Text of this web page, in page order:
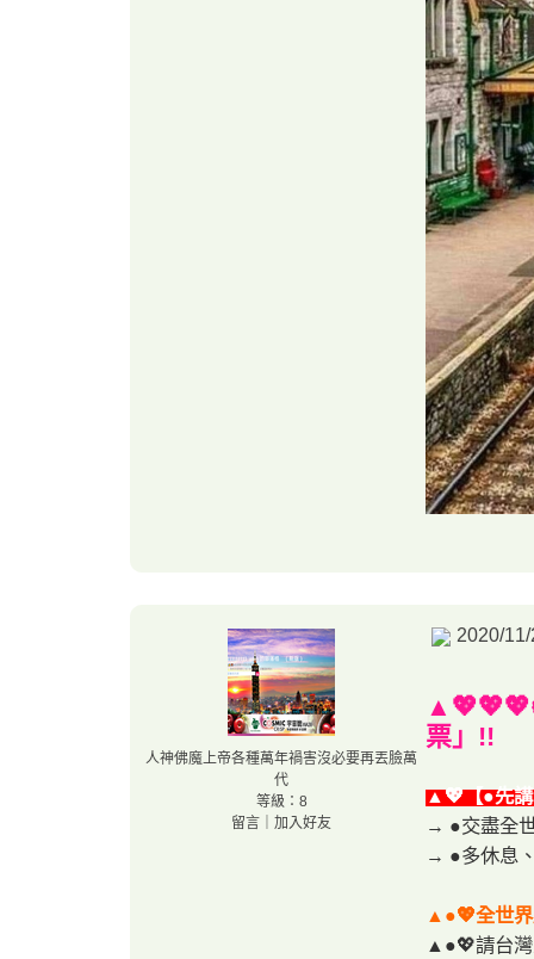
人神佛魔上帝各種萬年禍害沒必要再丟臉萬
代
等級：8
留言
加入好友
2020/
票」!!
▲💖【●先
→ ●交盡全
→ ●多休息
▲●💖全世
▲●💖請台